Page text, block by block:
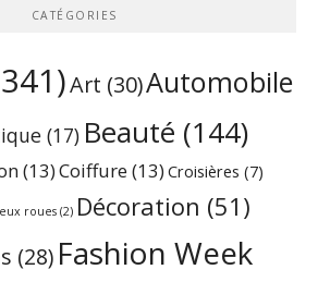
CATÉGORIES
Art (30)Automobile
(17) Beauté (144)
(13)Coiffure(13) Croisières (7)
roues (2) Décoration (51)
(28) Fashion Week